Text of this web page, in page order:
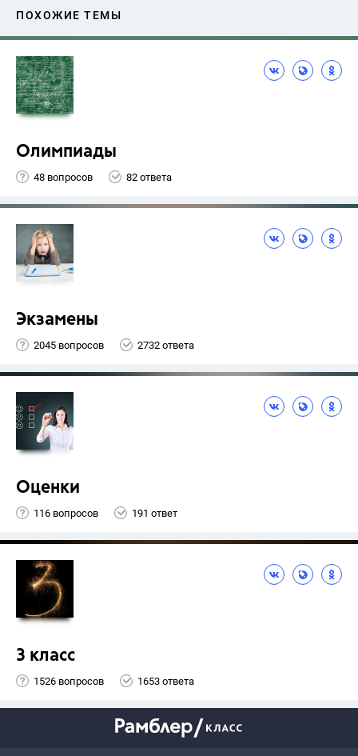
ПОХОЖИЕ ТЕМЫ
Олимпиады
48 вопросов 82 ответа
Экзамены
2045 вопросов 2732 ответа
Оценки
116 вопросов 191 ответ
3 класс
1526 вопросов 1653 ответа